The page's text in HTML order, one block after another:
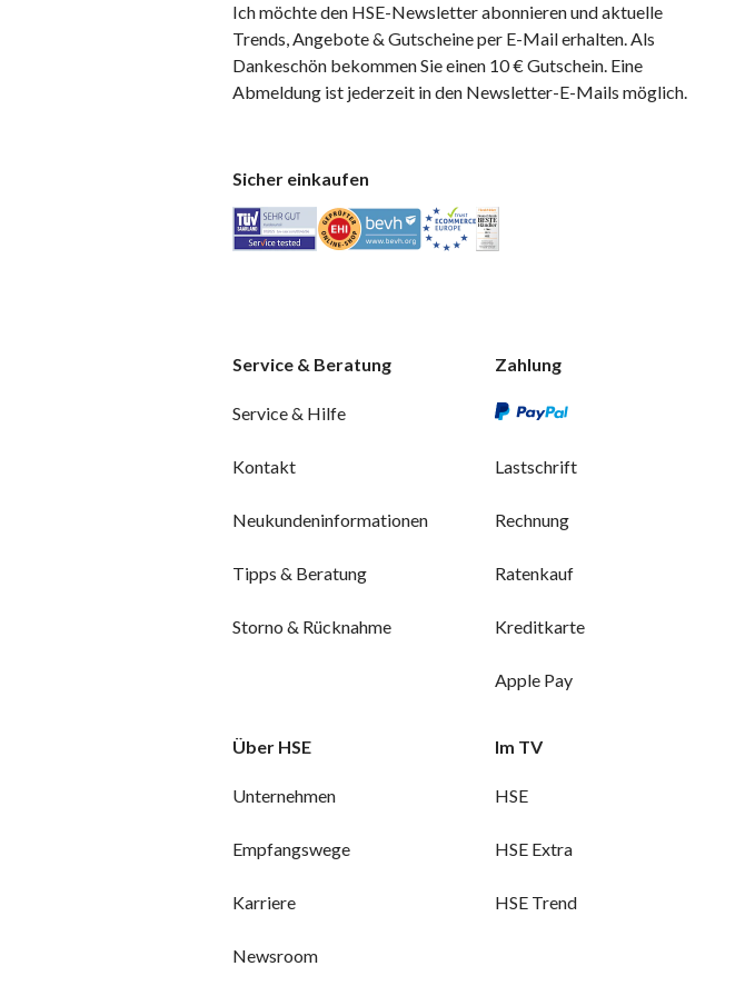
Ich möchte den HSE-Newsletter abonnieren und aktuelle
Trends, Angebote & Gutscheine per E-Mail erhalten. Als
Dankeschön bekommen Sie einen 10 € Gutschein. Eine
Abmeldung ist jederzeit in den Newsletter-E-Mails möglich.
Sicher einkaufen
Service & Beratung
Service & Hilfe
Kontakt
Neukundeninformationen
Tipps & Beratung
Storno & Rücknahme
Zahlung
Lastschrift
Rechnung
Ratenkauf
Kreditkarte
Apple Pay
Über HSE
Unternehmen
Empfangswege
Karriere
Newsroom
Im TV
HSE
HSE Extra
HSE Trend